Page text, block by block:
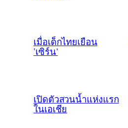
เมื่อเด็กไทยเยือน
‘เซิร์น’
เปิดตัวสวนน้ำแห่งแรก
ในเอเชีย